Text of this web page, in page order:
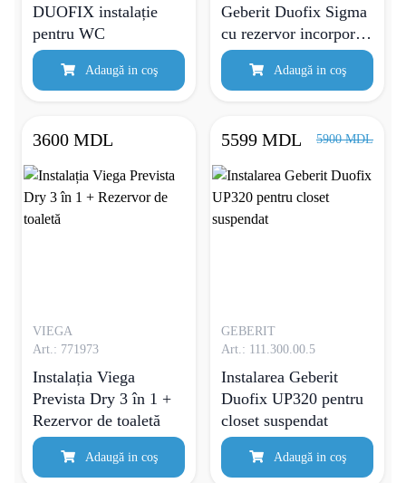
DUOFIX instalație
pentru WC
Adaugă in coş
Geberit Duofix Sigma
cu rezervor incorporat
111.300.00.6
Adaugă in coş
3600 MDL
VIEGA
Art.: 771973
Instalația Viega
Prevista Dry 3 în 1 +
Rezervor de toaletă
Adaugă in coş
5599 MDL 5900 MDL
GEBERIT
Art.: 111.300.00.5
Instalarea Geberit
Duofix UP320 pentru
closet suspendat
Adaugă in coş